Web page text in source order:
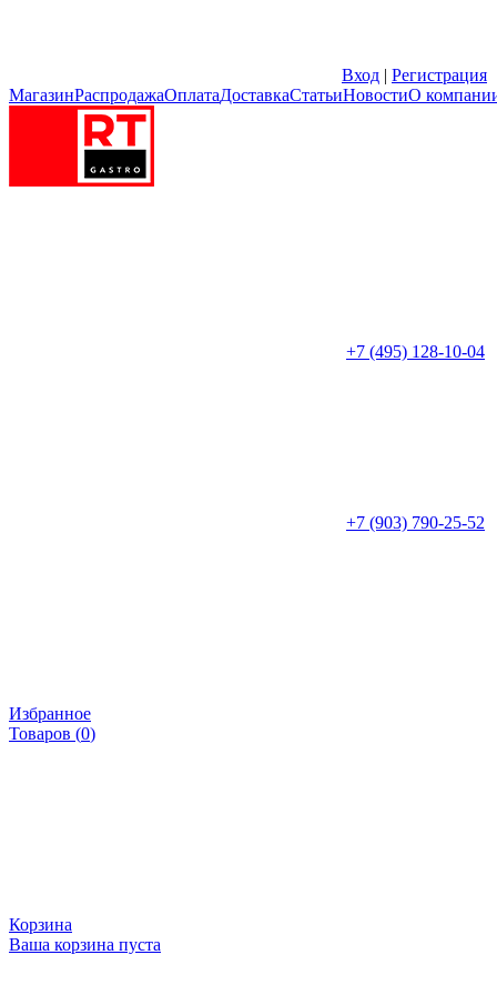
Вход | Регистрация
МагазинРаспродажаОплатаДоставкаСтатьиНовостиО
+7 (495) 128-10-04
+7 (903) 790-25-52
Избранное
Товаров (0)
Корзина
Ваша корзина пуста